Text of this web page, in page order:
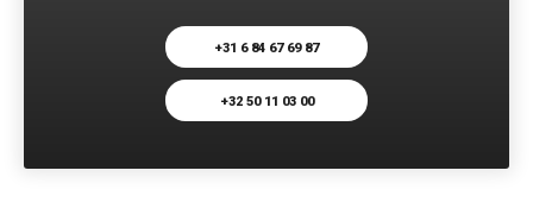
+31 6 84 67 69 87
+32 50 11 03 00